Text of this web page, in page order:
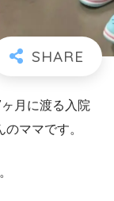
月に渡る入院
ママです。